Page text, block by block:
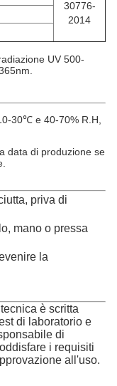
30776-
2014
UV 500-
30℃ e 40-70% R.H,
data di produzione se
priva di
mano o pressa
la
è scritta
di laboratorio e
di
i requisiti
all'uso.